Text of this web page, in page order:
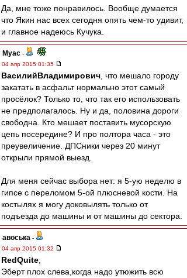
Да, мне тоже понравилось. Вообще думается
что Якин нас всех сегодня опять чем-то удивит,
и главное надеюсь Кучука.
Myac -
04 апр 2015 01:35
ВасилийВладимирович , что мешало городу
закатать в асфальт нормально этот самый
просёлок? Только то, что так его использовать
не предполагалось. Ну и да, половина дороги
свободна. Кто мешает поставить мусорскую
цепь посередине? И про полтора часа - это
преувеличение. ДПСники через 20 минут
открыли прямой выезд.
Для меня сейчас выбора нет: я 5-ую неделю в
гипсе с переломом 5-ой плюсневой кости. На
костылях я могу доковылять только от
подъезда до машины и от машины до сектора.
авоська -
04 апр 2015 01:32
RedQuite
Эберт плох слева,когда надо утюжить всю